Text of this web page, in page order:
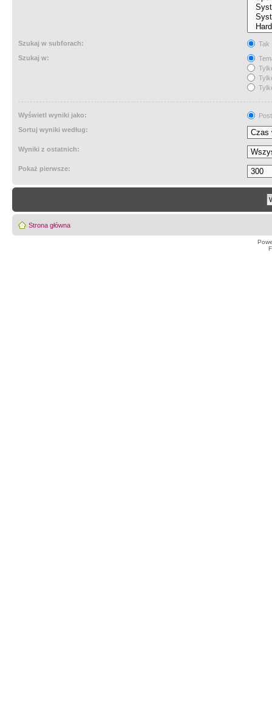
Szukaj w subforach:
Tak
Szukaj w:
Wyświetl wyniki jako:
Sortuj wyniki według:
Wyniki z ostatnich:
Pokaż pierwsze:
Strona główna